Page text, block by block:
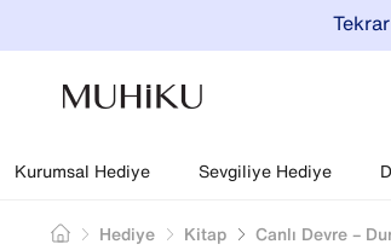
Kurumsal Hediye Sevgiliye Hediye
Hediye Kitap Canlı Devre –